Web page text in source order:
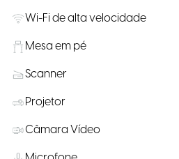
Wi-Fi de alta velocidade
Mesa em pé
Scanner
Projetor
Câmara Vídeo